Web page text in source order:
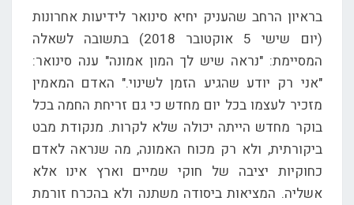
בראיון הרחב שהעניק יחיא סינואר לידיעות אחרונות
(יום שישי 5 אוקטובר 2018) בתשובה לשאלה
המסיימת: "נראה שיש לך המון אמונה" ענה סינואר:
"אני רק יודע שהגיע הזמן לשינוי." האדם המאמין
מזכיר לעצמו בכל יום מחדש כי גם זריחת החמה בכל
בוקר מחדש הייתה יכולה שלא לקרות. מנקודת מבט
ביקורתית, ולא רק מכוח האמונה, מה שנראה לאדם
כחוקיות יציבה של חוקי שמיים וארץ אינו אלא
אשליה. המציאות ביסודה משתנה ולא בהכרח זורמת